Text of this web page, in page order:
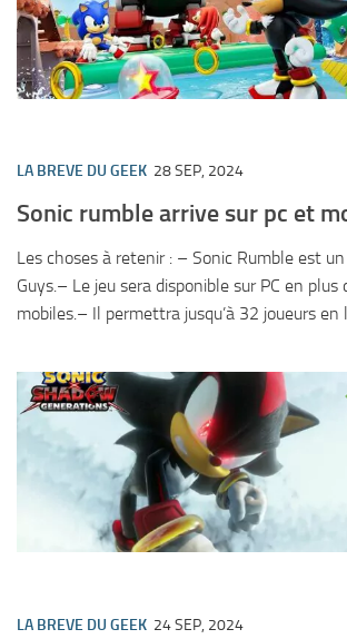
LA BREVE DU GEEK 28 SEP, 2024
Sonic rumble arrive sur pc et
Les choses à retenir : – Sonic Rumble est
Guys.– Le jeu sera disponible sur PC en
mobiles.– Il permettra jusqu’à 32 joueurs en
LA BREVE DU GEEK 24 SEP, 2024